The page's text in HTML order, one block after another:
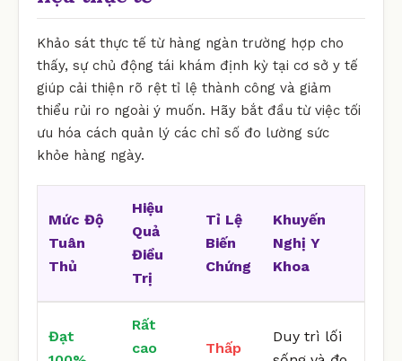
Khảo sát thực tế từ hàng ngàn trường hợp cho
thấy, sự chủ động tái khám định kỳ tại cơ sở y tế
giúp cải thiện rõ rệt tỉ lệ thành công và giảm
thiểu rủi ro ngoài ý muốn. Hãy bắt đầu từ việc tối
ưu hóa cách quản lý các chỉ số đo lường sức
khỏe hàng ngày.
Mức Độ
Tuân
Thủ
Hiệu
Quả
Điều
Trị
Tỉ Lệ
Biến
Chứng
Khuyến
Nghị Y
Khoa
Đạt
Rất
cao
Thấp
Duy trì lối